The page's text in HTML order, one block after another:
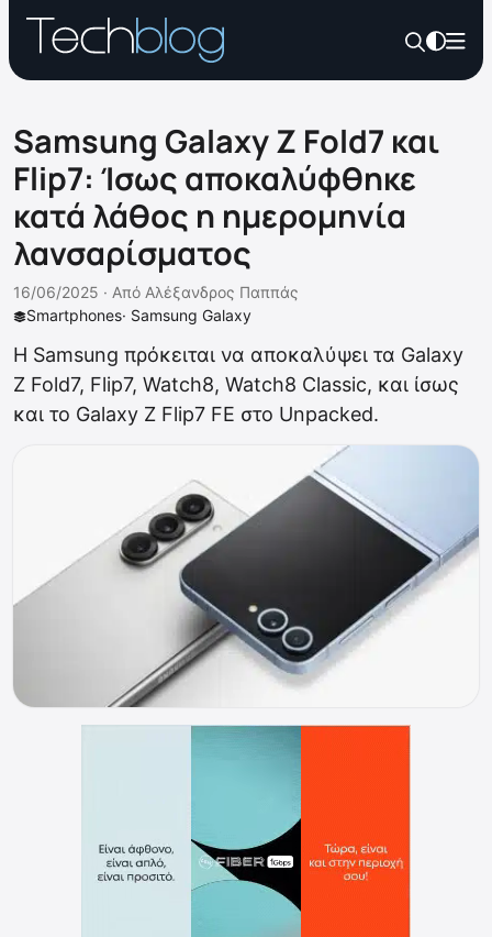
Samsung Galaxy Z Fold7 και
Flip7: Ίσως αποκαλύφθηκε
κατά λάθος η ημερομηνία
λανσαρίσματος
Smartphones· Samsung Galaxy
16/06/2025 · Από Αλέξανδρος Παππάς
Η Samsung πρόκειται να αποκαλύψει τα Galaxy
Z Fold7, Flip7, Watch8, Watch8 Classic, και ίσως
και το Galaxy Z Flip7 FE στο Unpacked.